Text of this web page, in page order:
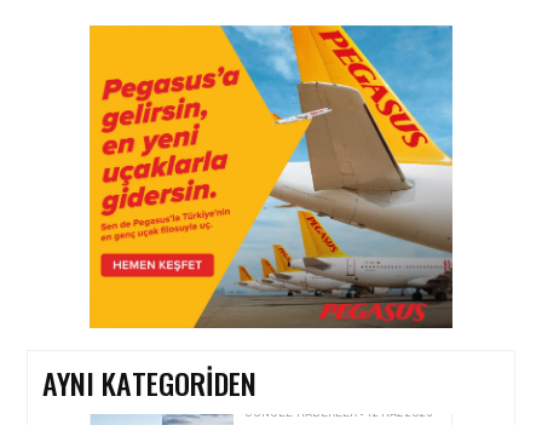
AYNI KATEGORIDEN
GÜNCEL HABERLER • 22 TEM 2026
OKYANUSU KÜREK
ÇEKEREK AŞACAK İLK
TÜRK TAKIMINA GURUR
DOLU DESTEK!
GÜNCEL HABERLER • 12 HAZ 2026
AVRUPA KOMISYONU AB
HAVA EMNIYETI LISTESINI
GÜNCELLEDI
GÜNCEL HABERLER • 02 HAZ 2026